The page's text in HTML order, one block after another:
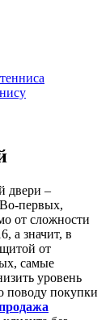
двери –
первых,
от сложности
а значит, в
от
самые
уровень
поводу покупки